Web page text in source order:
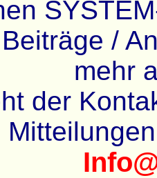
/
mehr
der